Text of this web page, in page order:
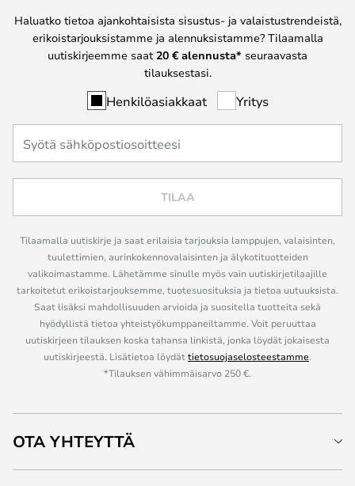
Haluatko tietoa ajankohtaisista sisustus- ja valaistustrendeistä,
erikoistarjouksistamme ja alennuksistamme? Tilaamalla
uutiskirjeemme saat 20 € alennusta* seuraavasta
tilauksestasi.
Henkilöasiakkaat Yritys
TILAA
Tilaamalla uutiskirje ja saat erilaisia tarjouksia lamppujen, valaisinten,
tuulettimien, aurinkokennovalaisinten ja älykotituotteiden
valikoimastamme. Lähetämme sinulle myös vain uutiskirjetilaajille
tarkoitetut erikoistarjouksemme, tuotesuosituksia ja tietoa uutuuksista.
Saat lisäksi mahdollisuuden arvioida ja suositella tuotteita sekä
hyödyllistä tietoa yhteistyökumppaneiltamme. Voit peruuttaa
uutiskirjeen tilauksen koska tahansa linkistä, jonka löydät jokaisesta
uutiskirjeestä. Lisätietoa löydättietosuojaselosteestamme.
*Tilauksen vähimmäisarvo 250 €.
OTA YHTEYTTÄ